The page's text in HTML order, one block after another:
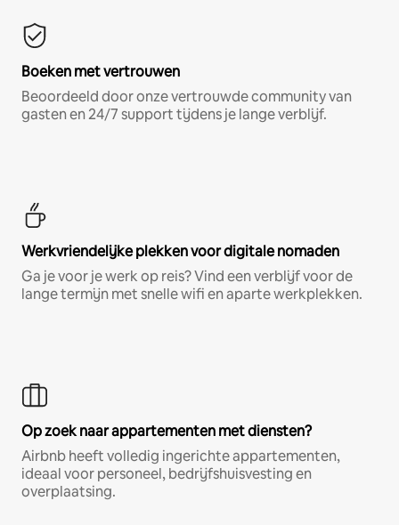
Boeken met vertrouwen
Beoordeeld door onze vertrouwde community van
gasten en 24/7 support tijdens je lange verblijf.
Werkvriendelijke plekken voor digitale nomaden
Ga je voor je werk op reis? Vind een verblijf voor de
lange termijn met snelle wifi en aparte werkplekken.
Op zoek naar appartementen met diensten?
Airbnb heeft volledig ingerichte appartementen,
ideaal voor personeel, bedrijfshuisvesting en
overplaatsing.